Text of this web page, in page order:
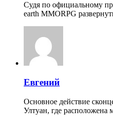
Судя по официальному
earth MMORPG
Евгений
Основное действие
Ултуан, где расположена